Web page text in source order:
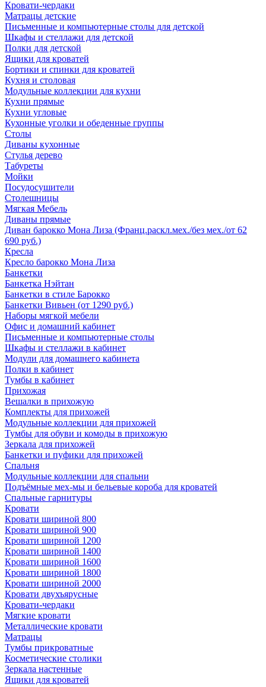
Кровати-чердаки
Матрацы детские
Письменные и компьютерные столы для детской
Шкафы и стеллажи для детской
Полки для детской
Ящики для кроватей
Бортики и спинки для кроватей
Кухня и столовая
Модульные коллекции для кухни
Кухни прямые
Кухни угловые
Кухонные уголки и обеденные группы
Столы
Диваны кухонные
Стулья дерево
Табуреты
Мойки
Посудосушители
Столешницы
Мягкая Мебель
Диваны прямые
Диван барокко Мона Лиза (Франц.раскл.мех./без мех./от 62
690 руб.)
Кресла
Кресло барокко Мона Лиза
Банкетки
Банкетка Нэйтан
Банкетки в стиле Барокко
Банкетки Вивьен (от 1290 руб.)
Наборы мягкой мебели
Офис и домашний кабинет
Письменные и компьютерные столы
Шкафы и стеллажи в кабинет
Модули для домашнего кабинета
Полки в кабинет
Тумбы в кабинет
Прихожая
Вешалки в прихожую
Комплекты для прихожей
Модульные коллекции для прихожей
Тумбы для обуви и комоды в прихожую
Зеркала для прихожей
Банкетки и пуфики для прихожей
Спальня
Модульные коллекции для спальни
Подъёмные мех-мы и бельевые короба для кроватей
Спальные гарнитуры
Кровати
Кровати шириной 800
Кровати шириной 900
Кровати шириной 1200
Кровати шириной 1400
Кровати шириной 1600
Кровати шириной 1800
Кровати шириной 2000
Кровати двухъярусные
Кровати-чердаки
Мягкие кровати
Металлические кровати
Матрацы
Тумбы прикроватные
Косметические столики
Зеркала настенные
Ящики для кроватей